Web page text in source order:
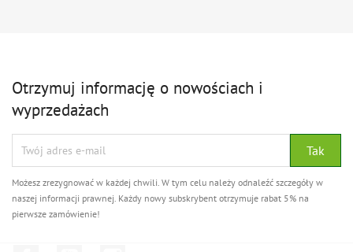
Otrzymuj informację o nowościach i
wyprzedażach
Możesz zrezygnować w każdej chwili. W tym celu należy odnaleźć szczegóły w
naszej informacji prawnej. Każdy nowy subskrybent otrzymuje rabat 5% na
pierwsze zamówienie!